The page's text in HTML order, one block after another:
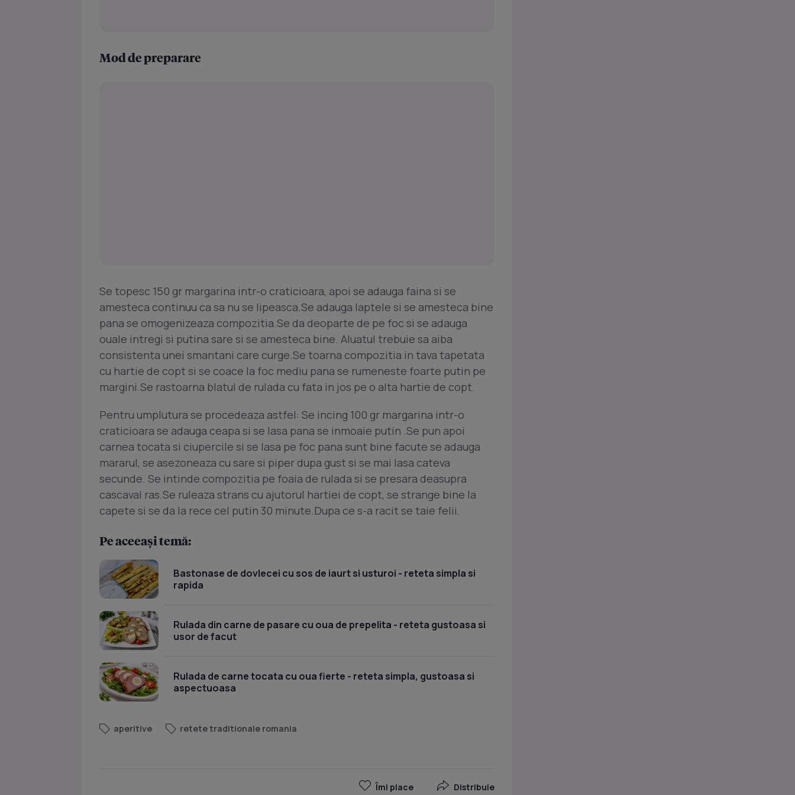
Mod de preparare
Se topesc 150 gr margarina intr-o craticioara, apoi se adauga faina si se
amesteca continuu ca sa nu se lipeasca.Se adauga laptele si se amesteca bine
pana se omogenizeaza compozitia.Se da deoparte de pe foc si se adauga
ouale intregi si putina sare si se amesteca bine. Aluatul trebuie sa aiba
consistenta unei smantani care curge.Se toarna compozitia in tava tapetata
cu hartie de copt si se coace la foc mediu pana se rumeneste foarte putin pe
margini.Se rastoarna blatul de rulada cu fata in jos pe o alta hartie de copt.
Pentru umplutura se procedeaza astfel: Se incing 100 gr margarina intr-o
craticioara se adauga ceapa si se lasa pana se inmoaie putin .Se pun apoi
carnea tocata si ciupercile si se lasa pe foc pana sunt bine facute se adauga
mararul, se asezoneaza cu sare si piper dupa gust si se mai lasa cateva
secunde. Se intinde compozitia pe foaia de rulada si se presara deasupra
cascaval ras.Se ruleaza strans cu ajutorul hartiei de copt, se strange bine la
capete si se da la rece cel putin 30 minute.Dupa ce s-a racit se taie felii.
Pe aceeași temă:
Bastonase de dovlecei cu sos de iaurt si usturoi - reteta simpla si
rapida
Rulada din carne de pasare cu oua de prepelita - reteta gustoasa si
usor de facut
Rulada de carne tocata cu oua fierte - reteta simpla, gustoasa si
aspectuoasa
aperitive retete traditionale romania
Îmi place Distribuie